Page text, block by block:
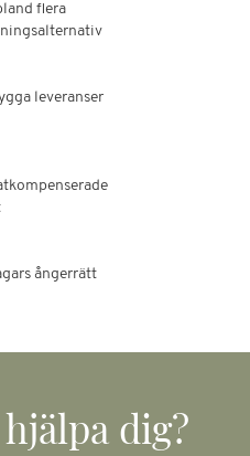
flera
leveranser
ångerrätt
dig?